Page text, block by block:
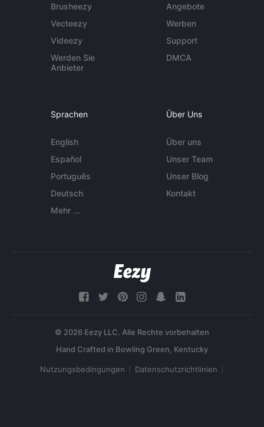
Brusheezy
Vecteezy
Videezy
Werden Sie
Anbieter
Angebote
Werben
Support
DMCA
Sprachen
English
Español
Português
Deutsch
Mehr ...
Über Uns
Über uns
Unser Team
Unser Blog
Kontakt
© 2026 Eezy LLC. Alle Rechte vorbehalten
Nutzungsbedingungen Datenschutzrichtlinien